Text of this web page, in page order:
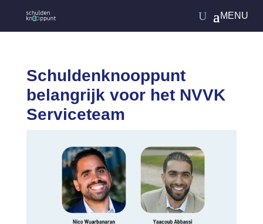
Schuldenknooppunt
belangrijk voor het NVVK
Serviceteam